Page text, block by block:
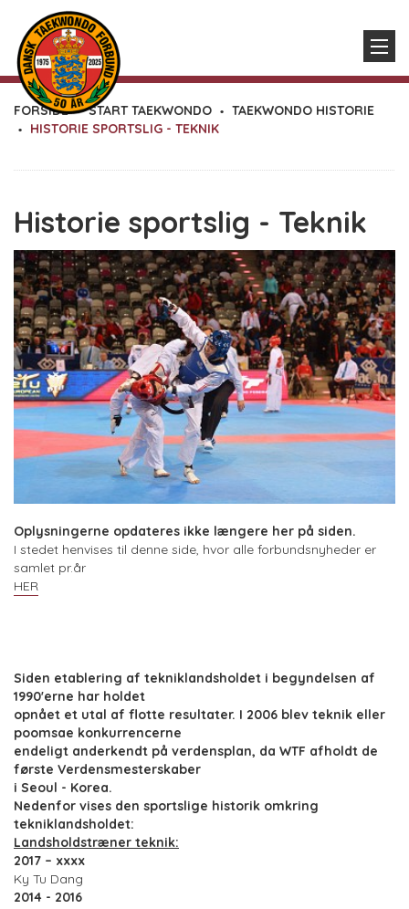
FORSIDE START TAEKWONDO
TAEKWONDO HISTORIE
HISTORIE SPORTSLIG - TEKNIK
Historie sportslig - Teknik
Oplysningerne opdateres ikke længere her på siden.
I stedet henvises til denne side, hvor alle forbundsnyheder er
samlet pr.år
HER
Siden etablering af tekniklandsholdet i begyndelsen af
1990'erne har holdet
opnået et utal af flotte resultater. I 2006 blev teknik eller
poomsae konkurrencerne
endeligt anderkendt på verdensplan, da WTF afholdt de
første Verdensmesterskaber
i Seoul - Korea.
Nedenfor vises den sportslige historik omkring
tekniklandsholdet:
Landsholdstræner teknik:
2017 – xxxx
Ky Tu Dang
2014 - 2016